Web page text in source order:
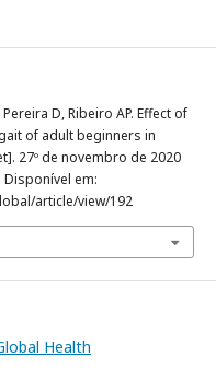
D, Ribeiro AP. Effect of
of adult beginners in
27º de novembro de 2020
Disponível em:
article/view/192
Health